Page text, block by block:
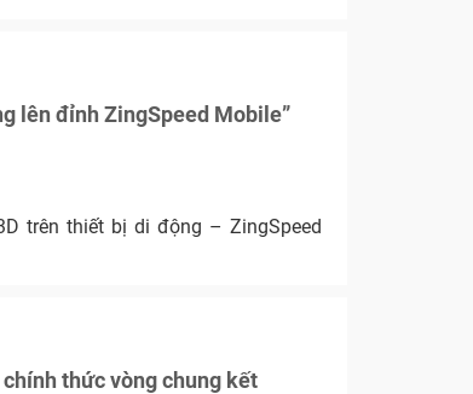
lên đỉnh ZingSpeed Mobile”
trên thiết bị di động – ZingSpeed
thức vòng chung kết